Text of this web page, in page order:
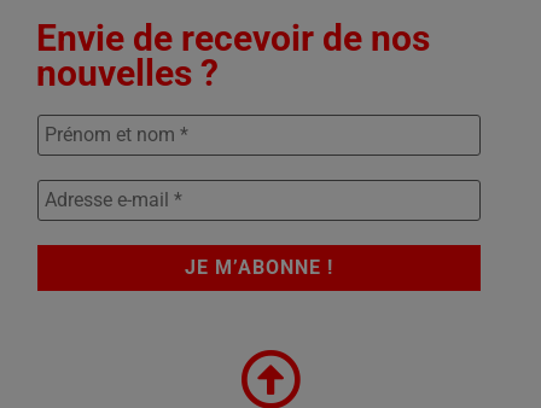
Envie de recevoir de nos
nouvelles ?